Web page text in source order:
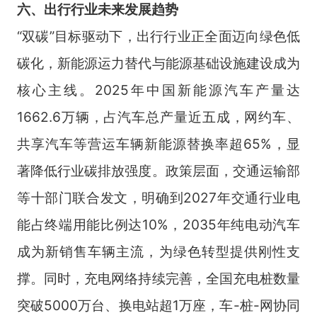
六、出行行业未来发展趋势
“双碳”目标驱动下，出行行业正全面迈向绿色低
碳化，新能源运力替代与能源基础设施建设成为
核心主线。2025年中国新能源汽车产量达
1662.6万辆，占汽车总产量近五成，网约车、
共享汽车等营运车辆新能源替换率超65%，显
著降低行业碳排放强度。政策层面，交通运输部
等十部门联合发文，明确到2027年交通行业电
能占终端用能比例达10%，2035年纯电动汽车
成为新销售车辆主流，为绿色转型提供刚性支
撑。同时，充电网络持续完善，全国充电桩数量
突破5000万台、换电站超1万座，车-桩-网协同